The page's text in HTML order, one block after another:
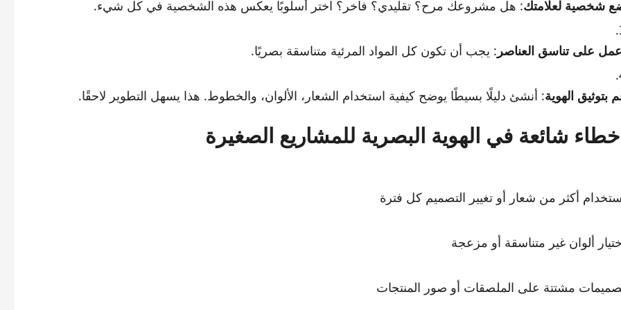
شخصية لعلامتك: هل مشروعك مرح؟ تقليدي؟ فاخر؟ اختر أسلوبًا يعكس هذه الشخصية في كل شيء.
على تناسق العناصر : يجب أن تكون كل المواد المرئية متناسقة بصريًا.
بتوثيق الهوية: أنشئ دليلًا بسيطًا يوضح كيفية استخدام الشعار، الألوان، والخطوط. هذا يسهل التطوير لاحقًا.
شائعة في الهوية البصرية للمشاريع الصغيرة
أكثر من شعار أو تغيير التصميم كل فترة
ألوان غير متناسقة أو مزعجة
مشتتة على الملصقات أو صور المنتجات